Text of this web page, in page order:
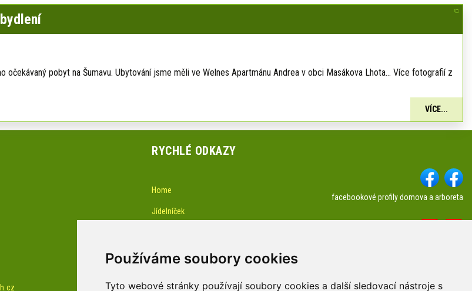
Používáme soubory cookies
Tyto webové stránky používají soubory cookies a další sledovací nástroje s
pobyt na Šumavu. Ubytování jsme měli ve Welnes Apartmánu Andrea v obci Masákova Lhota... Více fotografií z
VÍCE...
RYCHLÉ ODKAZY
Home
Jídelníček
Žádost o službu a kontakty
facebookové profily domova a arboreta